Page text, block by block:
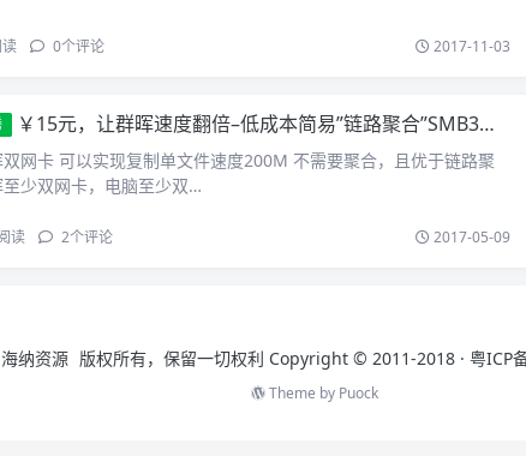
0个评论 2017-11-03
￥15元，让群晖速度翻倍–低成本简易”链路聚合”SMB3多通道
网卡 可以实现复制单文件速度200M 不需要聚合，且优于链路聚
少双网卡，电脑至少双…
读 2个评论 2017-05-09
海纳资源 版权所有，保留一切权利 Copyright © 2011-2018 · 粤ICP
Theme by Puock